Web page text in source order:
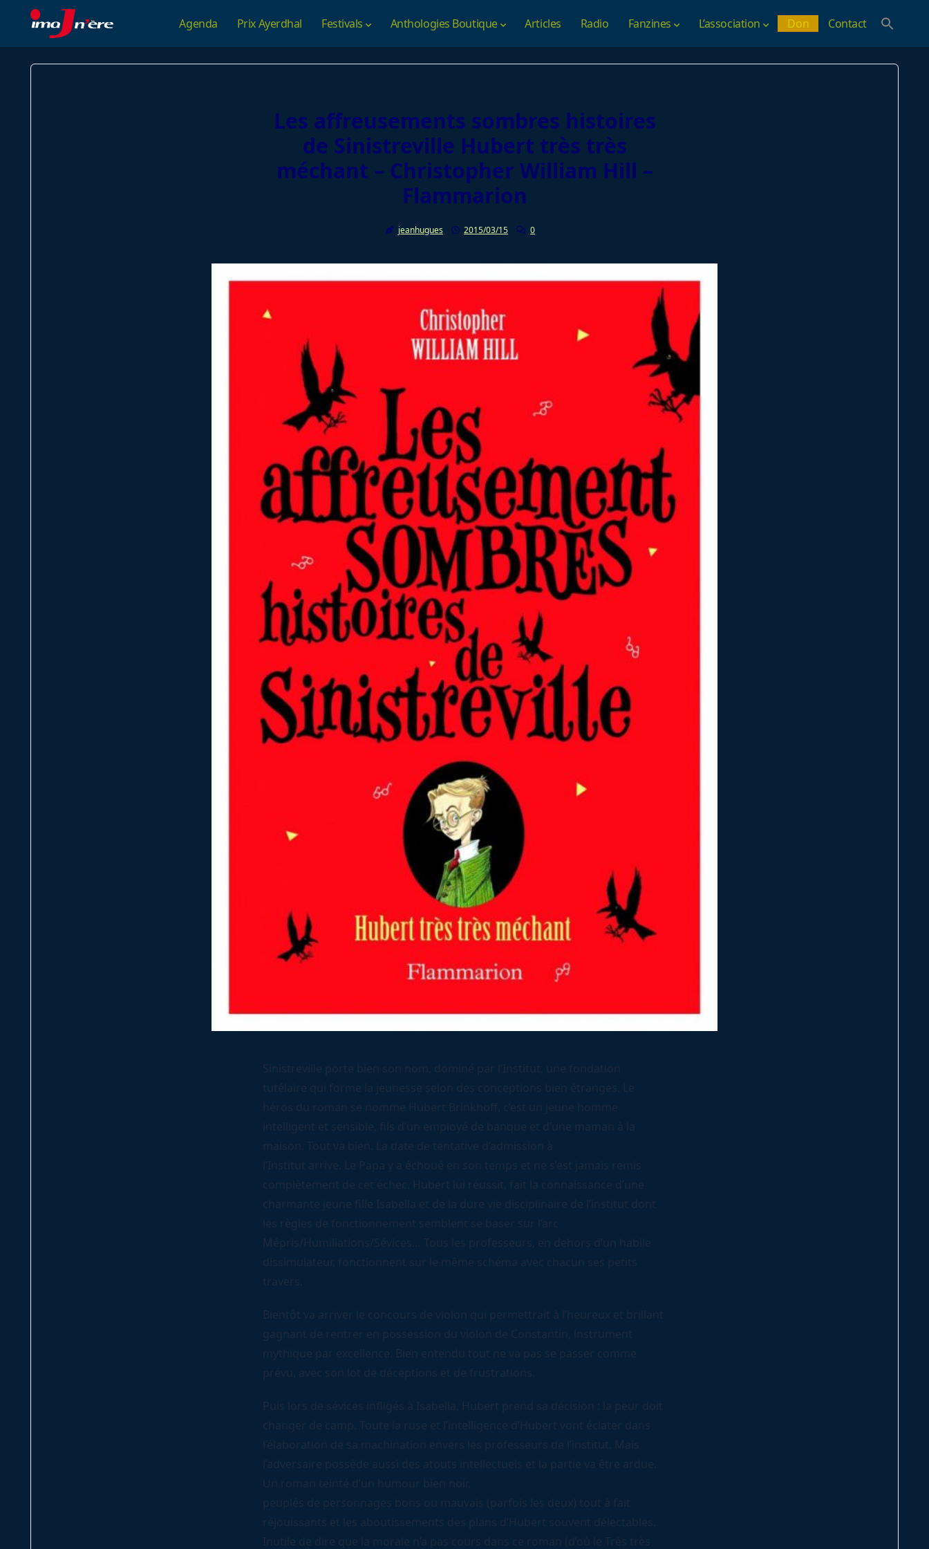
Agenda Prix Ayerdhal Festivals Anthologies Boutique Articles Radio Fanzines L’association Don Contact
Les affreusements sombres histoires
de Sinistreville Hubert très très
méchant – Christopher William Hill –
Flammarion
jeanhugues 2015/03/15 0
Sinistreville porte bien son nom, dominé par l’Institut, une fondation
tutélaire qui forme la jeunesse selon des conceptions bien étranges. Le
héros du roman se nomme Hubert Brinkhoff, c’est un jeune homme
intelligent et sensible, fils d’un employé de banque et d’une maman à la
maison. Tout va bien. La date de tentative d’admission à
l’Institut arrive. Le Papa y a échoué en son temps et ne s’est jamais remis
complètement de cet échec. Hubert lui réussit, fait la connaissance d’une
charmante jeune fille Isabella et de la dure vie disciplinaire de l’institut dont
les règles de fonctionnement semblent se baser sur l’arc
Mépris/Humiliations/Sévices… Tous les professeurs, en dehors d’un habile
dissimulateur, fonctionnent sur le même schéma avec chacun ses petits
travers.
Bientôt va arriver le concours de violon qui permettrait à l’heureux et brillant
gagnant de rentrer en possession du violon de Constantin, instrument
mythique par excellence. Bien entendu tout ne va pas se passer comme
prévu, avec son lot de déceptions et de frustrations.
Puis lors de sévices infligés à Isabella, Hubert prend sa décision : la peur doit
changer de camp. Toute la ruse et l’intelligence d’Hubert vont éclater dans
l’élaboration de sa machination envers les professeurs de l’institut. Mais
l’adversaire possède aussi des atouts intellectuels et la partie va être ardue.
Un roman teinté d’un humour bien noir,
peuplés de personnages bons ou mauvais (parfois les deux) tout à fait
réjouissants et les aboutissements des plans d’Hubert souvent délectables.
Inutile de dire que la morale n’a pas cours dans ce roman (d’où le Très très